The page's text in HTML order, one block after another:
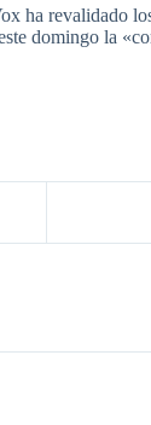
ha revalidado
domingo la